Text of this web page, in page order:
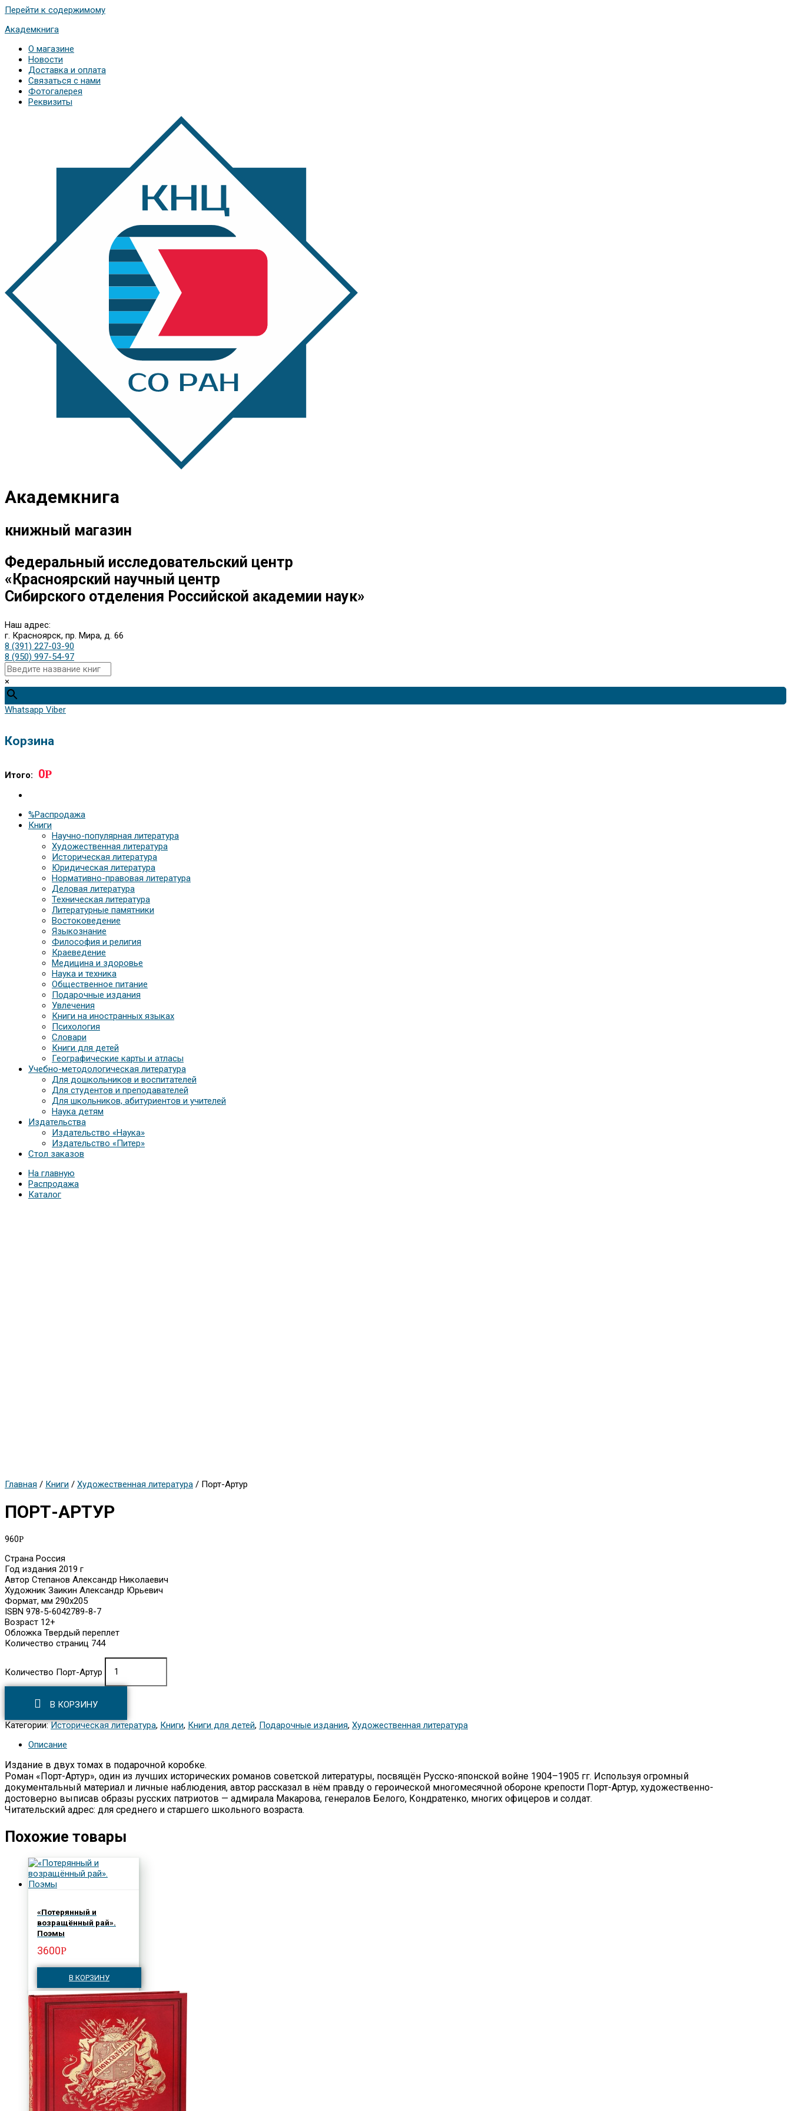
Перейти к содержимому
Академкнига
О магазине
Новости
Доставка и оплата
Связаться с нами
Фотогалерея
Реквизиты
Академкнига
книжный магазин
Федеральный исследовательский центр
«Красноярский научный центр
Сибирского отделения Российской академии наук»
Наш адрес:
г. Красноярск, пр. Мира, д. 66
8 (391) 227-03-90
8 (950) 997-54-97
×
Whatsapp Viber
Корзина
Итого: 0Р
%Распродажа
Книги
Научно-популярная литература
Художественная литература
Историческая литература
Юридическая литература
Нормативно-правовая литература
Деловая литература
Техническая литература
Литературные памятники
Востоковедение
Языкознание
Философия и религия
Краеведение
Медицина и здоровье
Наука и техника
Общественное питание
Подарочные издания
Увлечения
Книги на иностранных языках
Психология
Словари
Книги для детей
Географические карты и атласы
Учебно-методологическая литература
Для дошкольников и воспитателей
Для студентов и преподавателей
Для школьников, абитуриентов и учителей
Наука детям
Издательства
Издательство «Наука»
Издательство «Питер»
Стол заказов
На главную
Распродажа
Каталог
Главная / Книги / Художественная литература / Порт-Артур
ПОРТ-АРТУР
960Р
Страна Россия
Год издания 2019 г
Автор Степанов Александр Николаевич
Художник Заикин Александр Юрьевич
Формат, мм 290х205
ISBN 978-5-6042789-8-7
Возраст 12+
Обложка Твердый переплет
Количество страниц 744
Количество Порт-Артур
В КОРЗИНУ
Категории:Историческая литература, Книги, Книги для детей, Подарочные издания, Художественная литература
Описание
Издание в двух томах в подарочной коробке.
Роман «Порт-Артур», один из лучших исторических романов советской литературы, посвящён Русско-японской войне 1904–1905 гг. Используя огромный
документальный материал и личные наблюдения, автор рассказал в нём правду о героической многомесячной обороне крепости Порт-Артур, художественно-
достоверно выписав образы русских патриотов — адмирала Макарова, генералов Белого, Кондратенко, многих офицеров и солдат.
Читательский адрес: для среднего и старшего школьного возраста.
Похожие товары
«Потерянный и
возращённый рай».
Поэмы
3600Р
В КОРЗИНУ